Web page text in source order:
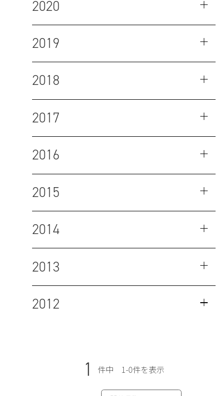
2020
2019
2018
2017
2016
2015
2014
2013
2012
1 件中 1-0件を表示